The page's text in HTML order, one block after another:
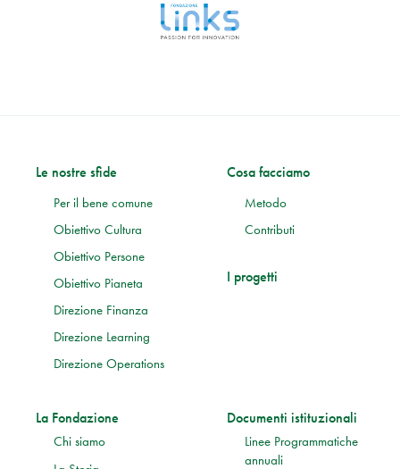
Le nostre sfide
Per il bene comune
Obiettivo Cultura
Obiettivo Persone
Obiettivo Pianeta
Direzione Finanza
Direzione Learning
Direzione Operations
Cosa facciamo
Metodo
Contributi
I progetti
La Fondazione
Chi siamo
Documenti istituzionali
Linee Programmatiche
annuali